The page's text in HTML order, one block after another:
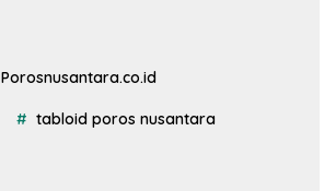
Porosnusantara.co.id
tabloid poros nusantara